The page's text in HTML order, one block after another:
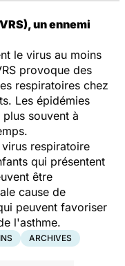
un ennemi
le virus au moins
provoque des
respiratoires chez
Les épidémies
souvent à
respiratoire
qui présentent
être
cause de
peuvent favoriser
l'asthme.
ARCHIVES